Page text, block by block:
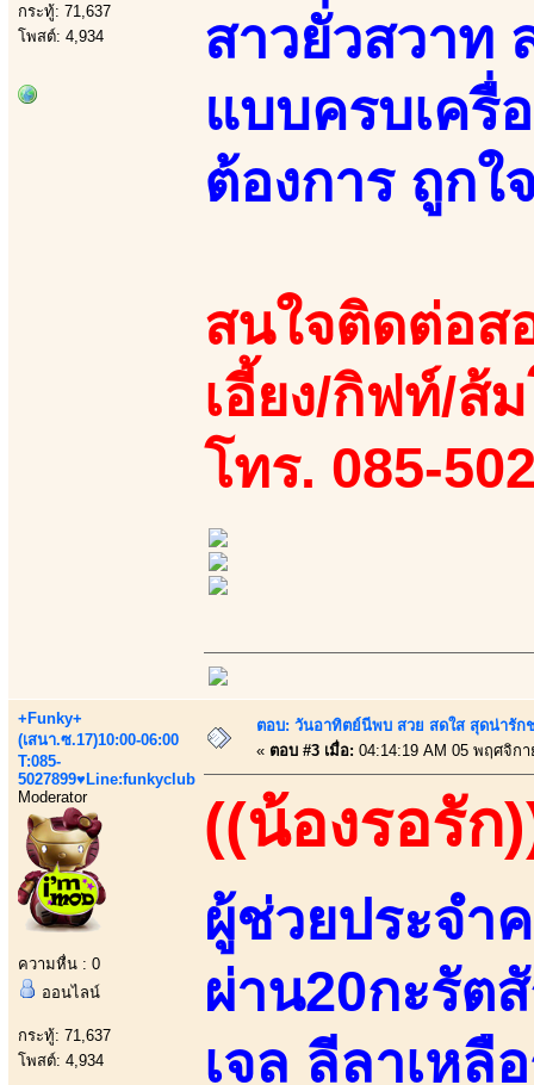
กระทู้: 71,637
โพสต์: 4,934
สาวยั่วสวาท
แบบครบเครื่
ต้องการ ถูก
สนใจติดต่อส
เอี้ยง/กิฟท์/ส้
โทร. 085-
+Funky+
(เสนา.ซ.17)10:00-06:00
T:085-
5027899♥Line:funkyclub
Moderator
ความหื่น : 0
ออนไลน์
กระทู้: 71,637
โพสต์: 4,934
ตอบ: วันอาทิตย์นีพบ สวย สดใส สุดน่ารัก
« ตอบ #3 เมื่อ: 04:14:19 AM 05 พฤศจิก
((น้องรอรัก
ผู้ช่วยประจำ
ผ่าน20กะรัต
เจล ลีลาเหลื